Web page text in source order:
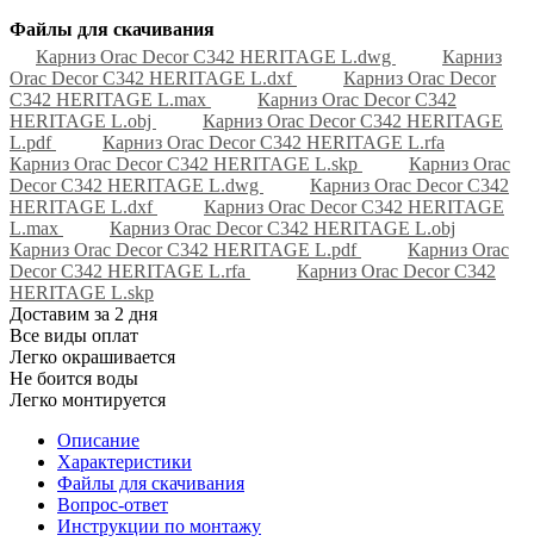
Файлы для скачивания
Карниз Orac Decor C342 HERITAGE L.dwg
Карниз
Orac Decor C342 HERITAGE L.dxf
Карниз Orac Decor
C342 HERITAGE L.max
Карниз Orac Decor C342
HERITAGE L.obj
Карниз Orac Decor C342 HERITAGE
L.pdf
Карниз Orac Decor C342 HERITAGE L.rfa
Карниз Orac Decor C342 HERITAGE L.skp
Карниз Orac
Decor C342 HERITAGE L.dwg
Карниз Orac Decor C342
HERITAGE L.dxf
Карниз Orac Decor C342 HERITAGE
L.max
Карниз Orac Decor C342 HERITAGE L.obj
Карниз Orac Decor C342 HERITAGE L.pdf
Карниз Orac
Decor C342 HERITAGE L.rfa
Карниз Orac Decor C342
HERITAGE L.skp
Доставим за 2 дня
Все виды оплат
Легко окрашивается
Не боится воды
Легко монтируется
Описание
Характеристики
Файлы для скачивания
Вопрос-ответ
Инструкции по монтажу